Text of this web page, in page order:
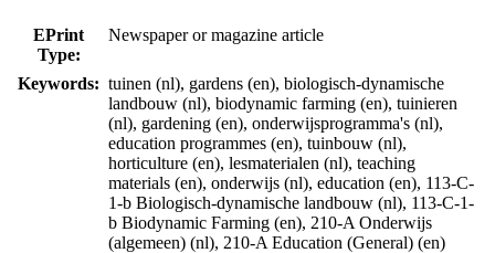
EPrint
Type:
Newspaper or magazine article
Keywords: tuinen (nl), gardens (en), biologisch-dynamische
landbouw (nl), biodynamic farming (en), tuinieren
(nl), gardening (en), onderwijsprogramma's (nl),
education programmes (en), tuinbouw (nl),
horticulture (en), lesmaterialen (nl), teaching
materials (en), onderwijs (nl), education (en), 113-C-
1-b Biologisch-dynamische landbouw (nl), 113-C-1-
b Biodynamic Farming (en), 210-A Onderwijs
(algemeen) (nl), 210-A Education (General) (en)